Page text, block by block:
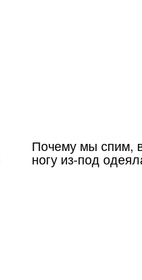
Почему мы спим,
ногу из-под